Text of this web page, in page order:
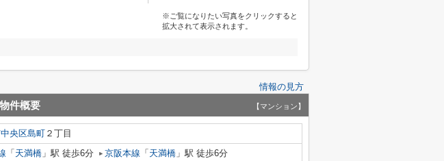
※ご覧になりたい写真をクリックすると
拡大されて表示されます。
情報の見方
件概要 【マンション】
央区島町 ２丁目
「 天満橋 」駅 徒歩6分 京阪本線 「 天満橋 」駅 徒歩6分